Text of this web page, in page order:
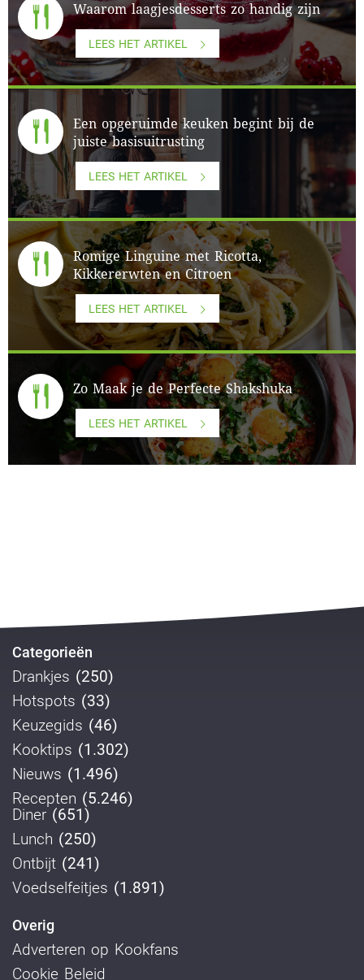
Waarom laagjesdesserts zo handig zijn
LEES HET ARTIKEL
Een opgeruimde keuken begint bij de
juiste basisuitrusting
LEES HET ARTIKEL
Romige Linguine met Ricotta,
Kikkererwten en Citroen
LEES HET ARTIKEL
Zo Maak je de Perfecte Shakshuka
LEES HET ARTIKEL
Categorieën
Drankjes (250)
Hotspots (33)
Keuzegids (46)
Kooktips (1.302)
Nieuws (1.496)
Recepten (5.246)
Diner (651)
Lunch (250)
Ontbijt (241)
Voedselfeitjes (1.891)
Overig
Adverteren op Kookfans
Cookie Beleid